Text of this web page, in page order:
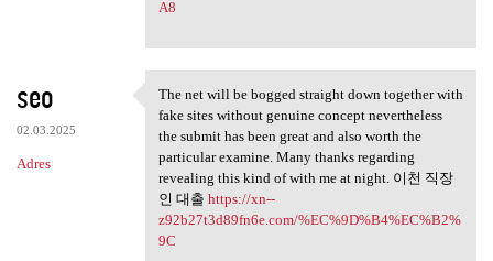
A8
seo
02.03.2025
Adres
The net will be bogged
The net will be bogged straight down together with
fake sites without genuine concept nevertheless
the submit has been great and also worth the
particular examine. Many thanks regarding
revealing this kind of with me at night. 이천 직장
인 대출 https://xn--
z92b27t3d89fn6e.com/%EC%9D%B4%EC%B2%
9C